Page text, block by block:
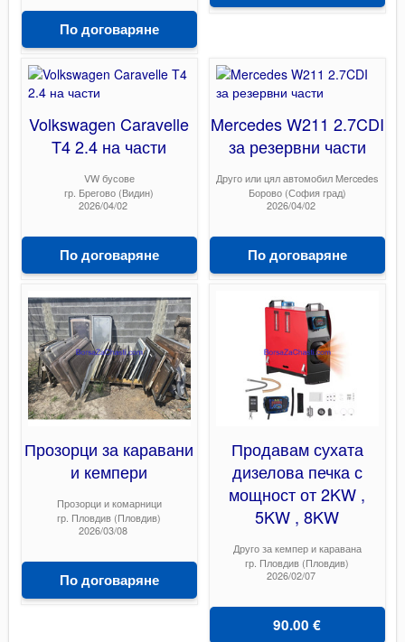
По договаряне
Volkswagen Caravelle
T4 2.4 на части
VW бусове
гр. Брегово (Видин)
2026/04/02
По договаряне
Mercedes W211 2.7CDI
за резервни части
Друго или цял автомобил Mercedes
Борово (София град)
2026/04/02
По договаряне
Прозорци за каравани
и кемпери
Прозорци и комарници
гр. Пловдив (Пловдив)
2026/03/08
По договаряне
Продавам сухата
дизелова печка с
мощност от 2KW ,
5KW , 8KW
Друго за кемпер и каравана
гр. Пловдив (Пловдив)
2026/02/07
90.00 €